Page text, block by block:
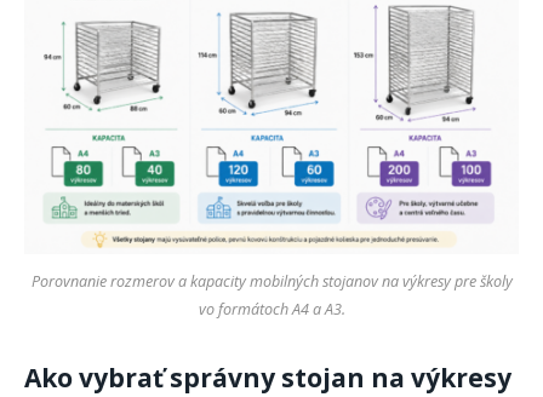
Porovnanie rozmerov a kapacity mobilných stojanov na výkresy pre školy
vo formátoch A4 a A3.
Ako vybrať správny stojan na výkresy